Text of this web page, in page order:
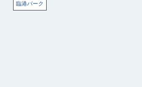
臨港パーク